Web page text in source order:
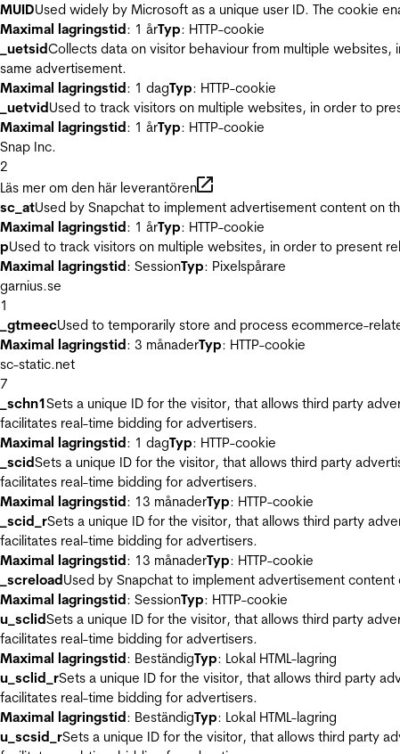
MUIDUsed widely by Microsoft as a unique user ID. The cookie
Maximal lagringstid: 1 årTyp: HTTP-cookie
_uetsidCollects data on visitor behaviour from multiple
same advertisement.
Maximal lagringstid: 1 dagTyp: HTTP-cookie
_uetvidUsed to track visitors on multiple websites, in order to
Maximal lagringstid: 1 årTyp: HTTP-cookie
Snap Inc.
2
Läs mer om den här leverantören
sc_atUsed by Snapchat to implement advertisement content on
Maximal lagringstid: 1 årTyp: HTTP-cookie
pUsed to track visitors on multiple websites, in order to present
Maximal lagringstid: SessionTyp: Pixelspårare
garnius.se
1
_gtmeecUsed to temporarily store and process ecommerce-
Maximal lagringstid: 3 månaderTyp: HTTP-cookie
sc-static.net
7
_schn1Sets a unique ID for the visitor, that allows third party
facilitates real-time bidding for advertisers.
Maximal lagringstid: 1 dagTyp: HTTP-cookie
_scidSets a unique ID for the visitor, that allows third party
facilitates real-time bidding for advertisers.
Maximal lagringstid: 13 månaderTyp: HTTP-cookie
_scid_rSets a unique ID for the visitor, that allows third party
facilitates real-time bidding for advertisers.
Maximal lagringstid: 13 månaderTyp: HTTP-cookie
_screloadUsed by Snapchat to implement advertisement
Maximal lagringstid: SessionTyp: HTTP-cookie
u_sclidSets a unique ID for the visitor, that allows third party
facilitates real-time bidding for advertisers.
Maximal lagringstid: BeständigTyp: Lokal HTML-lagring
u_sclid_rSets a unique ID for the visitor, that allows third party
facilitates real-time bidding for advertisers.
Maximal lagringstid: BeständigTyp: Lokal HTML-lagring
u_scsid_rSets a unique ID for the visitor, that allows third party